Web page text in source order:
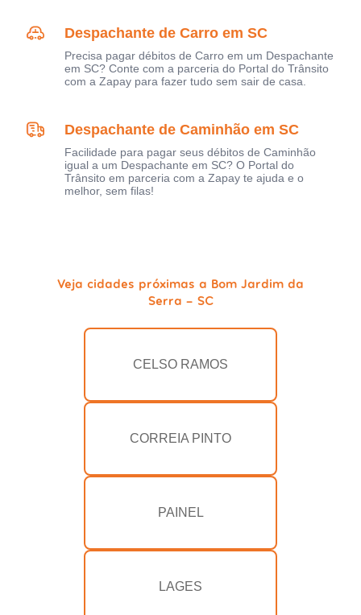
Despachante de Carro em SC
Precisa pagar débitos de Carro em um Despachante
em SC? Conte com a parceria do Portal do Trânsito
com a Zapay para fazer tudo sem sair de casa.
Despachante de Caminhão em SC
Facilidade para pagar seus débitos de Caminhão
igual a um Despachante em SC? O Portal do
Trânsito em parceria com a Zapay te ajuda e o
melhor, sem filas!
Veja cidades próximas a Bom Jardim da
Serra - SC
CELSO RAMOS
CORREIA PINTO
PAINEL
LAGES